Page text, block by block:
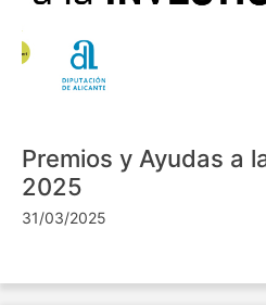
Premios y Ayudas a
2025
31/03/2025